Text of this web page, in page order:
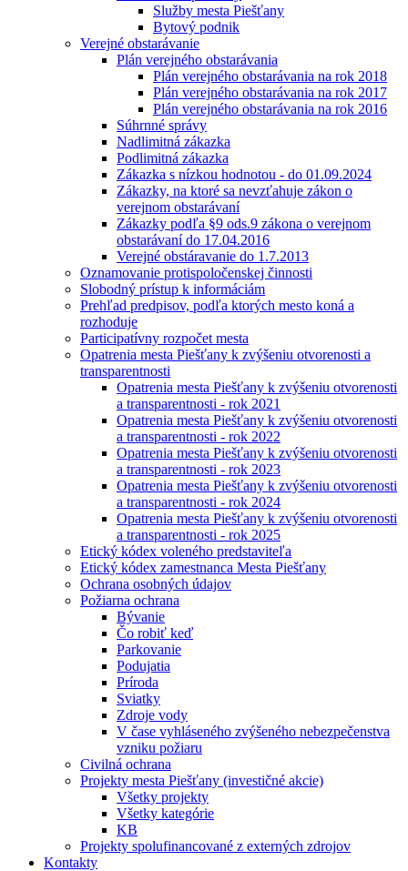
Služby mesta Piešťany
Bytový podnik
Verejné obstarávanie
Plán verejného obstarávania
Plán verejného obstarávania na rok 2018
Plán verejného obstarávania na rok 2017
Plán verejného obstarávania na rok 2016
Súhrnné správy
Nadlimitná zákazka
Podlimitná zákazka
Zákazka s nízkou hodnotou - do 01.09.2024
Zákazky, na ktoré sa nevzťahuje zákon o
verejnom obstarávaní
Zákazky podľa §9 ods.9 zákona o verejnom
obstarávaní do 17.04.2016
Verejné obstáravanie do 1.7.2013
Oznamovanie protispoločenskej činnosti
Slobodný prístup k informáciám
Prehľad predpisov, podľa ktorých mesto koná a
rozhoduje
Participatívny rozpočet mesta
Opatrenia mesta Piešťany k zvýšeniu otvorenosti a
transparentnosti
Opatrenia mesta Piešťany k zvýšeniu otvorenosti
a transparentnosti - rok 2021
Opatrenia mesta Piešťany k zvýšeniu otvorenosti
a transparentnosti - rok 2022
Opatrenia mesta Piešťany k zvýšeniu otvorenosti
a transparentnosti - rok 2023
Opatrenia mesta Piešťany k zvýšeniu otvorenosti
a transparentnosti - rok 2024
Opatrenia mesta Piešťany k zvýšeniu otvorenosti
a transparentnosti - rok 2025
Etický kódex voleného predstaviteľa
Etický kódex zamestnanca Mesta Piešťany
Ochrana osobných údajov
Požiarna ochrana
Bývanie
Čo robiť keď
Parkovanie
Podujatia
Príroda
Sviatky
Zdroje vody
V čase vyhláseného zvýšeného nebezpečenstva
vzniku požiaru
Civilná ochrana
Projekty mesta Piešťany (investičné akcie)
Všetky projekty
Všetky kategórie
KB
Projekty spolufinancované z externých zdrojov
Kontakty